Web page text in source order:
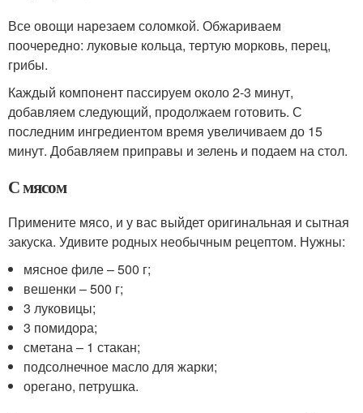
Все овощи нарезаем соломкой. Обжариваем
поочередно: луковые кольца, тертую морковь, перец,
грибы.
Каждый компонент пассируем около 2-3 минут,
добавляем следующий, продолжаем готовить. С
последним ингредиентом время увеличиваем до 15
минут. Добавляем приправы и зелень и подаем на стол.
С мясом
Примените мясо, и у вас выйдет оригинальная и сытная
закуска. Удивите родных необычным рецептом. Нужны:
мясное филе – 500 г;
вешенки – 500 г;
3 луковицы;
3 помидора;
сметана – 1 стакан;
подсолнечное масло для жарки;
орегано, петрушка.